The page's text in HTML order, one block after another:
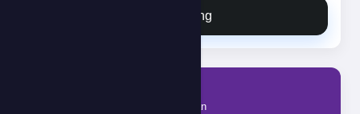
Đặt hàng
Thông tin tài khoản của bạn